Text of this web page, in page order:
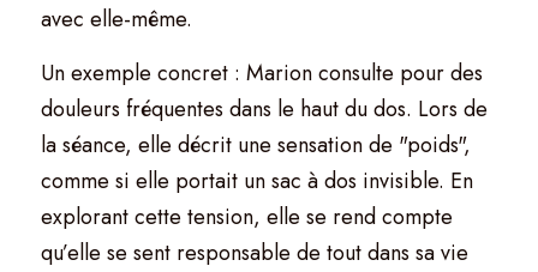
avec elle-même.
Un exemple concret : Marion consulte pour des
douleurs fréquentes dans le haut du dos. Lors de
la séance, elle décrit une sensation de "poids",
comme si elle portait un sac à dos invisible. En
explorant cette tension, elle se rend compte
qu’elle se sent responsable de tout dans sa vie